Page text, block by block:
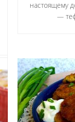
настоящему
―